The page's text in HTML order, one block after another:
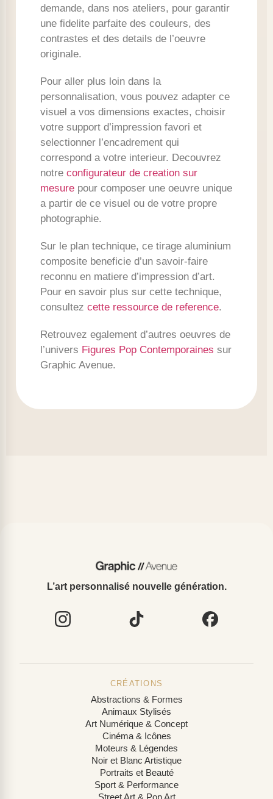
demande, dans nos ateliers, pour garantir
une fidelite parfaite des couleurs, des
contrastes et des details de l’oeuvre
originale.
Pour aller plus loin dans la
personnalisation, vous pouvez adapter ce
visuel a vos dimensions exactes, choisir
votre support d’impression favori et
selectionner l’encadrement qui
correspond a votre interieur. Decouvrez
notre configurateur de creation sur
mesure pour composer une oeuvre unique
a partir de ce visuel ou de votre propre
photographie.
Sur le plan technique, ce tirage aluminium
composite beneficie d’un savoir-faire
reconnu en matiere d’impression d’art.
Pour en savoir plus sur cette technique,
consultez cette ressource de reference.
Retrouvez egalement d’autres oeuvres de
l’univers Figures Pop Contemporaines sur
Graphic Avenue.
L’art personnalisé nouvelle génération.
CRÉATIONS
Abstractions & Formes
Animaux Stylisés
Art Numérique & Concept
Cinéma & Icônes
Moteurs & Légendes
Noir et Blanc Artistique
Portraits et Beauté
Sport & Performance
Street Art & Pop Art